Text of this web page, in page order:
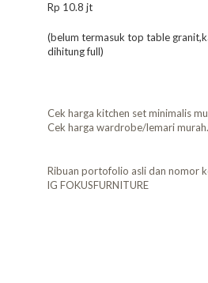
Rp 10.8 jt
(belum termasuk top table
dihitung full)
Cek harga kitchen set minimalis
Cek harga wardrobe/lemari murah.
Ribuan portofolio asli dan nomor
lG FOKUSFURNITURE